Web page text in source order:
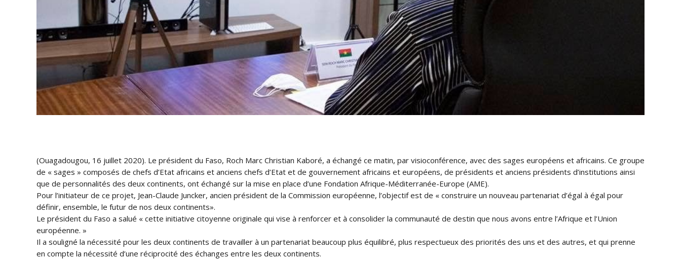
(Ouagadougou, 16 juillet 2020). Le président du Faso, Roch Marc Christian Kaboré, a échangé ce matin, par visioconférence, avec des sages européens et africains. Ce groupe
de « sages » composés de chefs d’Etat africains et anciens chefs d’Etat et de gouvernement africains et européens, de présidents et anciens présidents d’institutions ainsi
que de personnalités des deux continents, ont échangé sur la mise en place d’une Fondation Afrique-Méditerranée-Europe (AME).
Pour l’initiateur de ce projet, Jean-Claude Juncker, ancien président de la Commission européenne, l’objectif est de « construire un nouveau partenariat d’égal à égal pour
définir, ensemble, le futur de nos deux continents».
Le président du Faso a salué « cette initiative citoyenne originale qui vise à renforcer et à consolider la communauté de destin que nous avons entre l’Afrique et l’Union
européenne. »
Il a souligné la nécessité pour les deux continents de travailler à un partenariat beaucoup plus équilibré, plus respectueux des priorités des uns et des autres, et qui prenne
en compte la nécessité d’une réciprocité des échanges entre les deux continents.